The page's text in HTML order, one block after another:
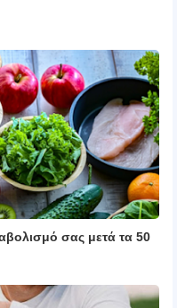
σας μετά τα 50